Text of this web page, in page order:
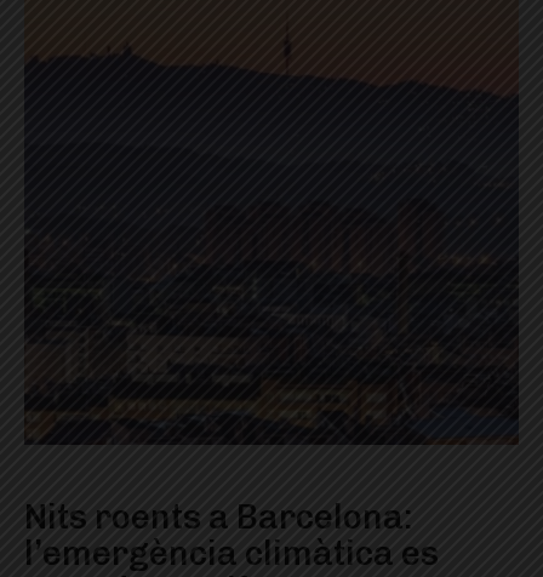
Nits roents a Barcelona:
l’emergència climàtica es